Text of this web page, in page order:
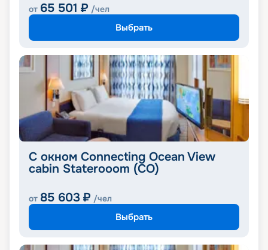
от 65 501 ₽ /чел
Выбрать
C окном Connecting Ocean View
cabin Staterooom (CO)
от 85 603 ₽ /чел
Выбрать